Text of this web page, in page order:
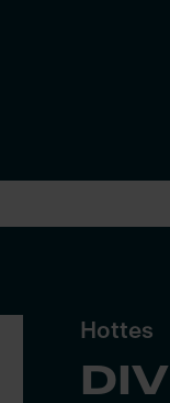
Hottes